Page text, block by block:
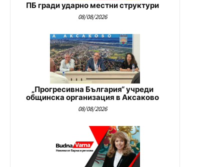
ПБ гради ударно местни структури
08/08/2026
„Прогресивна България“ учреди
общинска организация в Аксаково
08/08/2026